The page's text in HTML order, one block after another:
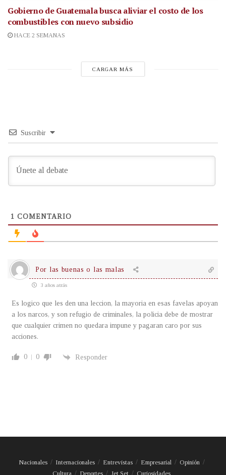
Gobierno de Guatemala busca aliviar el costo de los
combustibles con nuevo subsidio
HACE 2 SEMANAS
CARGAR MÁS
Suscribir
1 COMENTARIO
Por las buenas o las malas
3 años atrás
Es logico que les den una leccion, la mayoria en esas favelas apoyan
a los narcos, y son refugio de criminales, la policia debe de mostrar
que cualquier crimen no quedara impune y pagaran caro por sus
acciones.
0 0 Responder
Nacionales Internacionales Entrevistas Empresarial
Opinión
Cultura
Deportes Jet Set Curiosidades